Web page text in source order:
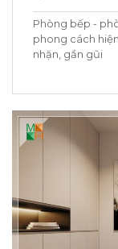
Phòng bếp -
phong cách
nhặn, gần gũi